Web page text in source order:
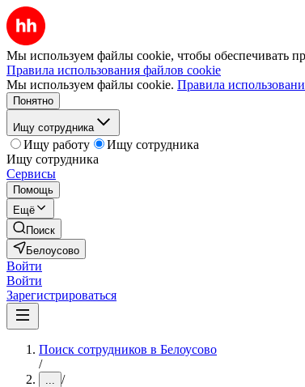
Мы используем файлы cookie, чтобы обеспечивать
Правила использования файлов cookie
Мы используем файлы cookie. Правила
Понятно
Ищу сотрудника
Ищу работу
Ищу сотрудника
Ищу сотрудника
Сервисы
Помощь
Ещё
Поиск
Белоусово
Войти
Войти
Зарегистрироваться
Поиск сотрудников в Белоусово
/
... /